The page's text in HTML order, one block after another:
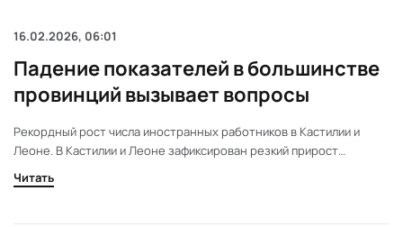
могут повлиять на выбор
автошколы и планы будущих
водителей.
16.02.2026, 06:01
Падение показателей в большинстве
провинций вызывает вопросы
Рекордный рост числа иностранных работников в Кастилии и
Леоне. В Кастилии и Леоне зафиксирован резкий прирост
иностранных работников. Однако в январе отмечено снижение
по сравнению с декабрем. Данные по провинциям удивляют и
Читать